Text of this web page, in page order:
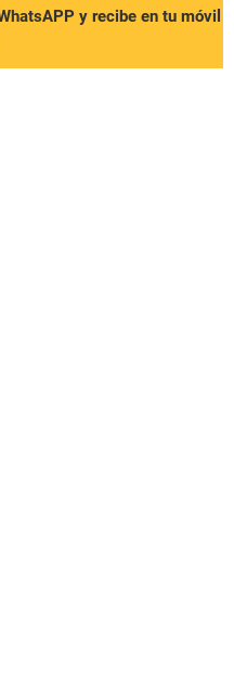
y recibe en tu móvil